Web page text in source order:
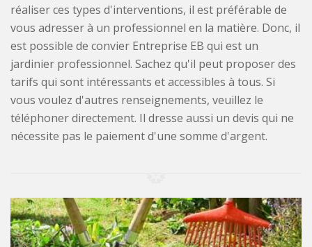
réaliser ces types d'interventions, il est préférable de
vous adresser à un professionnel en la matière. Donc, il
est possible de convier Entreprise EB qui est un
jardinier professionnel. Sachez qu'il peut proposer des
tarifs qui sont intéressants et accessibles à tous. Si
vous voulez d'autres renseignements, veuillez le
téléphoner directement. Il dresse aussi un devis qui ne
nécessite pas le paiement d'une somme d'argent.